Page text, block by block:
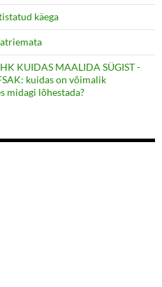
käega
KUIDAS MAALIDA SÜGIST -
kuidas on võimalik
midagi lõhestada?